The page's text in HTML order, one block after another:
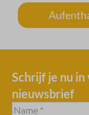
Schrijf je nu in
nieuwsbrief